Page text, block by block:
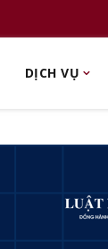
DỊCH VỤ